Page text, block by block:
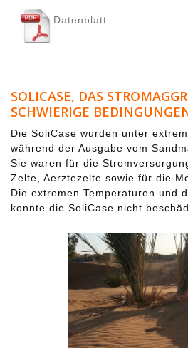
Datenblatt
SOLICASE, DAS
SCHWIERIGE
Die SoliCase wurden unter
während der Ausgabe vom
Sie waren für die
Zelte, Aerztezelte sowie für die
Die extremen Temperaturen und
konnte die SoliCase nicht